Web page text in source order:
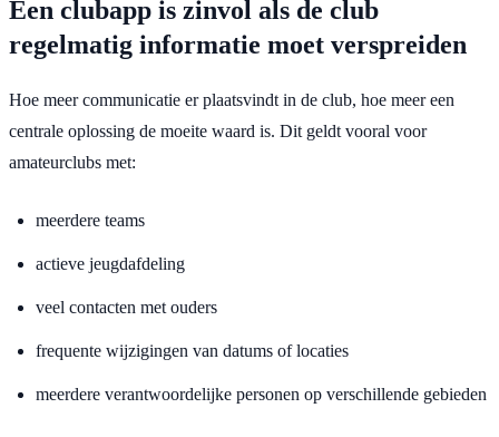
Een clubapp is zinvol als de club
regelmatig informatie moet verspreiden
Hoe meer communicatie er plaatsvindt in de club, hoe meer een
centrale oplossing de moeite waard is. Dit geldt vooral voor
amateurclubs met:
meerdere teams
actieve jeugdafdeling
veel contacten met ouders
frequente wijzigingen van datums of locaties
meerdere verantwoordelijke personen op verschillende gebieden